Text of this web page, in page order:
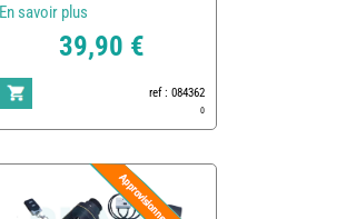
En savoir plus
39,90 €
ref : 084362
0